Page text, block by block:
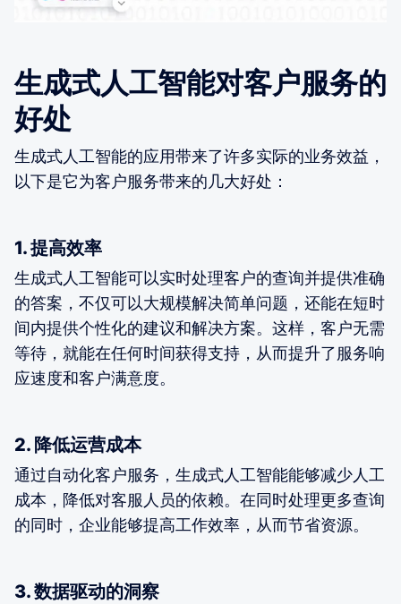
生成式人工智能对客户服务的
好处
生成式人工智能的应用带来了许多实际的业务效益，
以下是它为客户服务带来的几大好处：
1. 提高效率
生成式人工智能可以实时处理客户的查询并提供准确
的答案，不仅可以大规模解决简单问题，还能在短时
间内提供个性化的建议和解决方案。这样，客户无需
等待，就能在任何时间获得支持，从而提升了服务响
应速度和客户满意度。
2. 降低运营成本
通过自动化客户服务，生成式人工智能能够减少人工
成本，降低对客服人员的依赖。在同时处理更多查询
的同时，企业能够提高工作效率，从而节省资源。
3. 数据驱动的洞察